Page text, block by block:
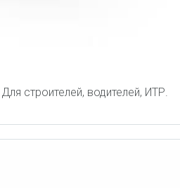
строителей, водителей, ИТР.